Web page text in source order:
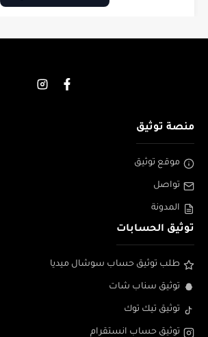
منصة توثيق
موقع توثيق
تواصل
المدونة
توثيق الحسابات
طلب توثيق حساب سوشال ميديا
توثيق سناب شات
توثيق تيك توك
توثيق حساب انستقرام